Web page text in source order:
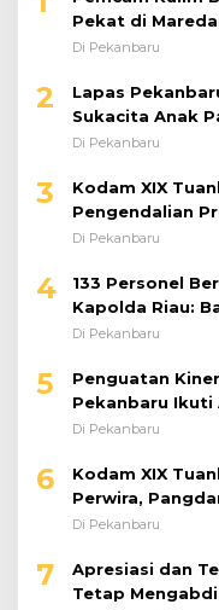
Pekat di
Di Pekanbaru
2
Lapas
Sukacita Anak
Bantuan Sosial
Di Pekanbaru
3
Kodam XIX
Pengendalian
Doktrin TNI AD
Di Pekanbaru
4
133 Personel
Kapolda Riau:
dengan Karya
Di Pekanbaru
5
Penguatan
Pekanbaru Ikuti
Di Pekanbaru
6
Kodam XIX
Perwira,
Perkuat Kinerja
Di Pekanbaru
7
Apresiasi dan
Tetap